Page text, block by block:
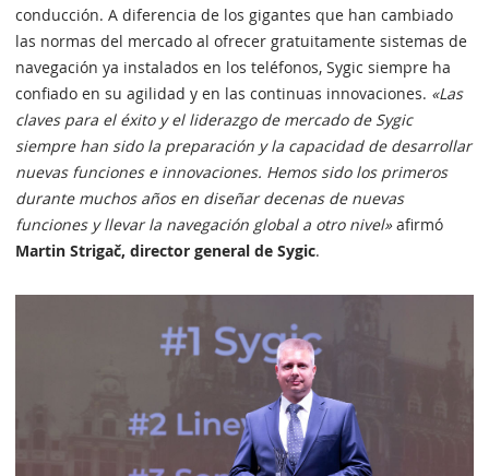
conducción. A diferencia de los gigantes que han cambiado
las normas del mercado al ofrecer gratuitamente sistemas de
navegación ya instalados en los teléfonos, Sygic siempre ha
confiado en su agilidad y en las continuas innovaciones. «Las
claves para el éxito y el liderazgo de mercado de Sygic
siempre han sido la preparación y la capacidad de desarrollar
nuevas funciones e innovaciones. Hemos sido los primeros
durante muchos años en diseñar decenas de nuevas
funciones y llevar la navegación global a otro nivel»afirmó
Martin Strigač, director general de Sygic.